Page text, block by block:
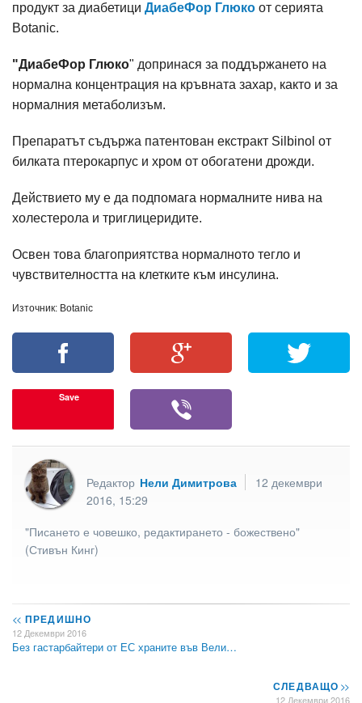
продукт за диабетици ДиабеФор Глюко от серията
Botanic.
"ДиабеФор Глюко" допринася за поддържането на
нормална концентрация на кръвната захар, както и за
нормалния метаболизъм.
Препаратът съдържа патентован екстракт Silbinol от
билката птерокарпус и хром от обогатени дрожди.
Действието му е да подпомага нормалните нива на
холестерола и триглицеридите.
Освен това благоприятства нормалното тегло и
чувствителността на клетките към инсулина.
Източник: Botanic
Save
Редактор Нели Димитрова
12 декември
2016, 15:29
"Писането е човешко, редактирането - божествено"
(Стивън Кинг)
<< ПРЕДИШНО
12 Декември 2016
Без гастарбайтери от ЕС храните във Вели…
СЛЕДВАЩО>>
12 Декември 2016